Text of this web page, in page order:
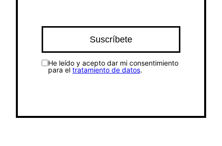
He leído y acepto dar mi consentimiento
para el tratamiento de datos.